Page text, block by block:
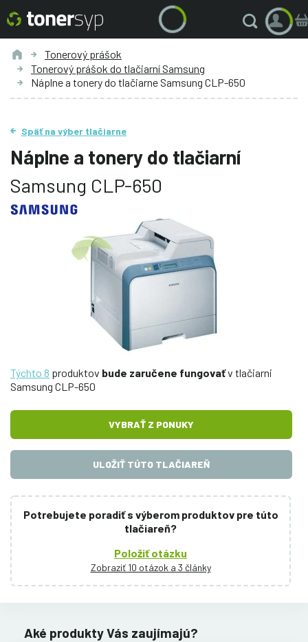
Tonerový prášok
Tonerový prášok do tlačiarní Samsung
Náplne a tonery do tlačiarne Samsung CLP-650
Späť na výber tlačiarne
Náplne a tonery do tlačiarní
Samsung CLP-650
Týchto 8 produktov bude zaručene fungovaťv tlačiarni
Samsung CLP-650
VYBRAŤ Z PONUKY
ULOŽIŤ TÚTO TLAČIAREŇ
Potrebujete poradiť s výberom produktov pre túto
tlačiareň?
Položiť otázku
Zobraziť 10 otázok a 3 články
Aké produkty Vás zaujímajú?